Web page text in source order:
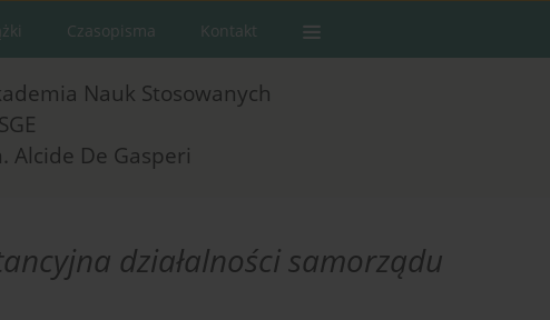
Czasopisma Kontakt
Nauk Stosowanych
Alcide De Gasperi
działalności samorządu